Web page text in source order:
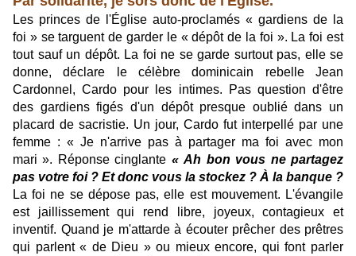
Les princes de l'Église auto-proclamés « gardiens de la
foi » se targuent de garder le « dépôt de la foi ». La foi est
tout sauf un dépôt. La foi ne se garde surtout pas, elle se
donne, déclare le célèbre dominicain rebelle Jean
Cardonnel, Cardo pour les intimes. Pas question d'être
des gardiens figés d'un dépôt presque oublié dans un
placard de sacristie. Un jour, Cardo fut interpellé par une
femme : « Je n'arrive pas à partager ma foi avec mon
mari ». Réponse cinglante « Ah bon vous ne partagez
pas votre foi ? Et donc vous la stockez ? À la banque ?
La foi ne se dépose pas, elle est mouvement. L'évangile
est jaillissement qui rend libre, joyeux, contagieux et
inventif. Quand je m'attarde à écouter prêcher des prêtres
qui parlent « de Dieu » ou mieux encore, qui font parler